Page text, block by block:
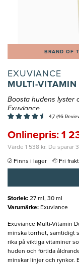
BRAND OF
EXUVIANCE
MULTI-
Boosta hudens lyster
Exuviance
4,7 (46
Onlinepris: 1
Värde 1 538 kr. Du sparar
Finns i lager Fri frakt
Storlek: 27 ml, 30 ml
Varumärke: Exuviance
Exuviance Multi-Vitamin
minska torrhet, samtidigt
rika på viktiga vitaminer
huden och förtida
minskar linjer och rynkor.